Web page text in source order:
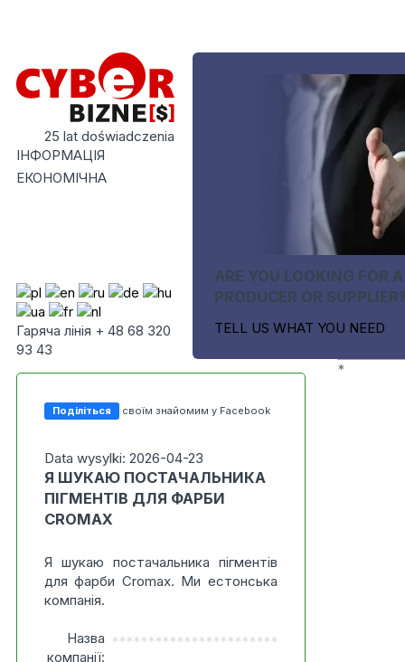
25 lat doświadczenia
ІНФОРМАЦІЯ
ЕКОНОМІЧНА
Гаряча лінія + 48 68 320
93 43
ARE YOU LOOKING FOR A
PRODUCER OR
TELL US WHAT YOU NEED
Поділіться своїм знайомим у Facebook
Data wysylki: 2026-04-23
Я ШУКАЮ ПОСТАЧАЛЬНИКА
ПІГМЕНТІВ ДЛЯ ФАРБИ
CROMAX
Я шукаю постачальника пігментів
для фарби Cromax. Ми естонська
компанія.
Назва
компанії:
***********************
*